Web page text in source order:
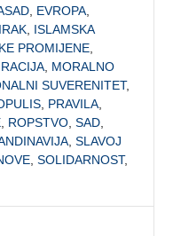
EVROPA
IRAK ISLAMSKA
PROMIJENE
MORALNO
SUVERENITET,
PRAVILA
ROPSTVO ,SAD
,SLAVOJ
,SOLIDARNOST,